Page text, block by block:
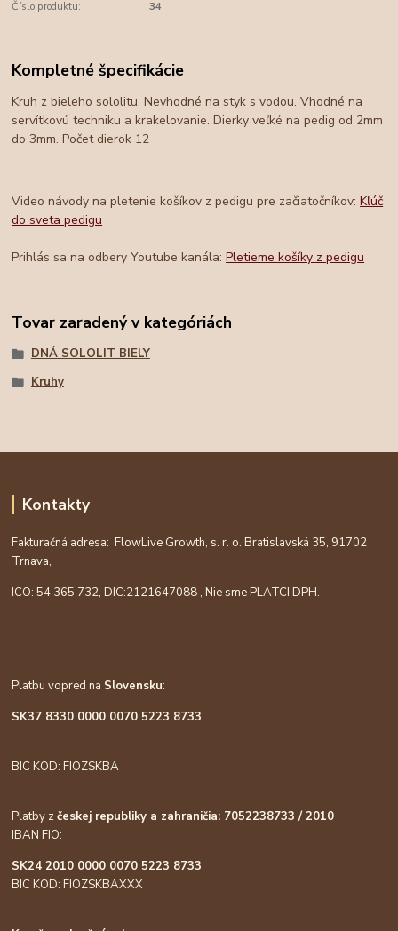
Číslo produktu: 34
Kompletné špecifikácie
Kruh z bieleho sololitu. Nevhodné na styk s vodou. Vhodné na
servítkovú techniku a krakelovanie. Dierky veľké na pedig od 2mm
do 3mm. Počet dierok 12
Video návody na pletenie košíkov z pedigu pre začiatočníkov:Kľúč
do sveta pedigu
Prihlás sa na odbery Youtube kanála:Pletieme košíky z pedigu
Tovar zaradený v kategóriách
DNÁ SOLOLIT BIELY
Kruhy
Kontakty
Fakturačná adresa: FlowLive Growth, s. r. o. Bratislavská 35, 91702
Trnava,
ICO: 54 365 732, DIC:2121647088 , Nie sme PLATCI DPH.
Platbu vopred na Slovensku:
SK37 8330 0000 0070 5223 8733
BIC KOD: FIOZSKBA
Platby zčeskej republiky a zahraničia: 7052238733 / 2010
IBAN FIO:
SK24 2010 0000 0070 5223 8733
BIC KOD: FIOZSKBAXXX